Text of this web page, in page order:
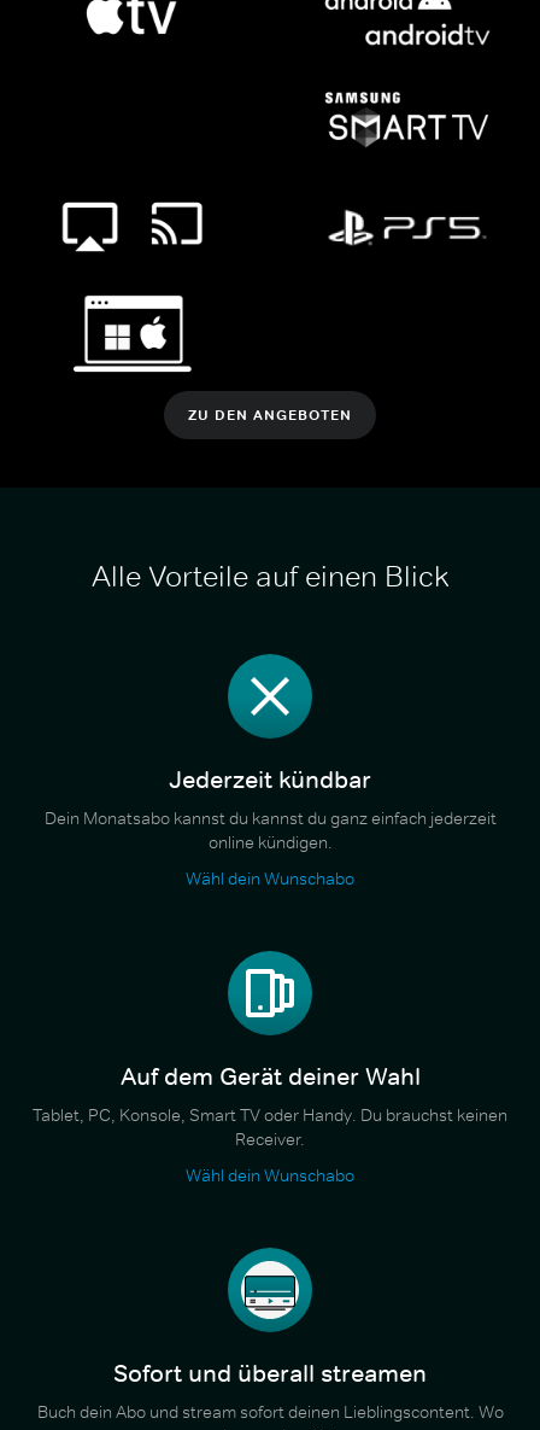
ZU DEN ANGEBOTEN
Alle Vorteile auf einen Blick
Jederzeit kündbar
Dein Monatsabo kannst du kannst du ganz einfach jederzeit
online kündigen.
Wähl dein Wunschabo
Auf dem Gerät deiner Wahl
Tablet, PC, Konsole, Smart TV oder Handy. Du brauchst keinen
Receiver.
Wähl dein Wunschabo
Sofort und überall streamen
Buch dein Abo und stream sofort deinen Lieblingscontent. Wo